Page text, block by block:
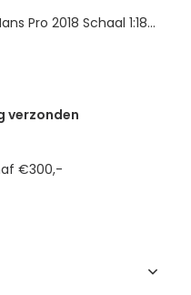
Pro 2018 Schaal 1:18...
verzonden
€300,-